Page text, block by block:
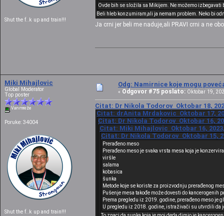
Shut the f..k up and train!!!
Ovde bih se složila sa Mikijem. Ne možemo izbegavati
Beli hleb konzumiram,ali ja nemam problem. Neko bi
Ja crni jer beli me naduje,ali PRAVI crni a ne
Miki Mihajlovic
Global Moderator
Top poster
Van mreže
Poruke: 34004
Shut the f..k up and train!!!
Odg: Namirnice koje mogu
« Odgovor #75 poslato: Oktobar 19,
Citat: Dr Nikola Todorov Oktobar 18,
Citat: drAnita Mrdakovic Oktobar 17,
Citat: Dr Nikola Todorov Oktobar 16,
Citat: Miki Mihajlovic Oktobar 16,
Citat: Dr Nikola Todorov Oktobar 15,
Prerađeno meso
Prerađeno meso je svaka vrsta mesa koja je
viršle
salama
kobasica
šunka
Metode koje se koriste za proizvodnju prerađenog
Pušenje mesa takođe može dovesti do
Prema pregledu iz 2019. godine, prerađeno meso je
U pregledu iz 2018. godine, istraživači su utvrdili da